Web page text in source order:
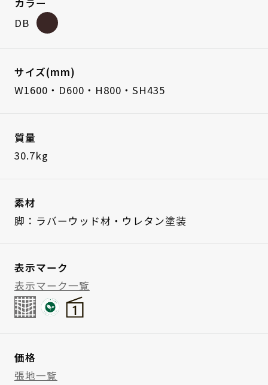
カラー
DB
サイズ(mm)
W1600・D600・H800・SH435
質量
30.7kg
素材
脚：ラバーウッド材・ウレタン塗装
表示マーク
表示マーク一覧
価格
張地一覧